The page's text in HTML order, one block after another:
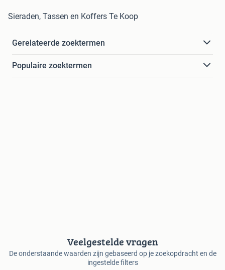
Sieraden, Tassen en Koffers Te Koop
Gerelateerde zoektermen
Populaire zoektermen
Veelgestelde vragen
De onderstaande waarden zijn gebaseerd op je zoekopdracht en de
ingestelde filters